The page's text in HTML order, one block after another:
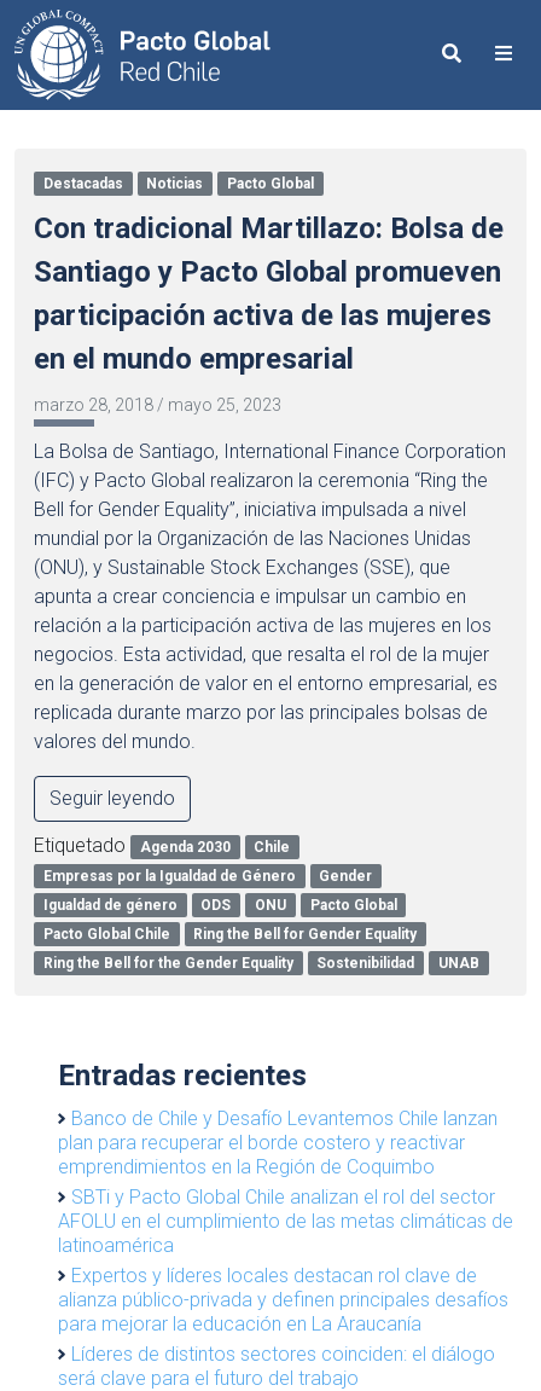
Search
Destacadas Noticias Pacto Global
Con tradicional Martillazo: Bolsa de
Santiago y Pacto Global promueven
participación activa de las mujeres
en el mundo empresarial
marzo 28, 2018 / mayo 25, 2023
La Bolsa de Santiago, International Finance Corporation
(IFC) y Pacto Global realizaron la ceremonia “Ring the
Bell for Gender Equality”, iniciativa impulsada a nivel
mundial por la Organización de las Naciones Unidas
(ONU), y Sustainable Stock Exchanges (SSE), que
apunta a crear conciencia e impulsar un cambio en
relación a la participación activa de las mujeres en los
negocios. Esta actividad, que resalta el rol de la mujer
en la generación de valor en el entorno empresarial, es
replicada durante marzo por las principales bolsas de
valores del mundo.
Seguir leyendo
Etiquetado Agenda 2030
Chile
Empresas por la Igualdad de Género
Gender
Igualdad de género
ODS ONU
Pacto Global
Pacto Global Chile
Ring the Bell for Gender Equality
Ring the Bell for the Gender Equality
Sostenibilidad UNAB
Entradas recientes
Banco de Chile y Desafío Levantemos Chile lanzan
plan para recuperar el borde costero y reactivar
emprendimientos en la Región de Coquimbo
SBTi y Pacto Global Chile analizan el rol del sector
AFOLU en el cumplimiento de las metas climáticas de
latinoamérica
Expertos y líderes locales destacan rol clave de
alianza público-privada y definen principales desafíos
para mejorar la educación en La Araucanía
Líderes de distintos sectores coinciden: el diálogo
será clave para el futuro del trabajo